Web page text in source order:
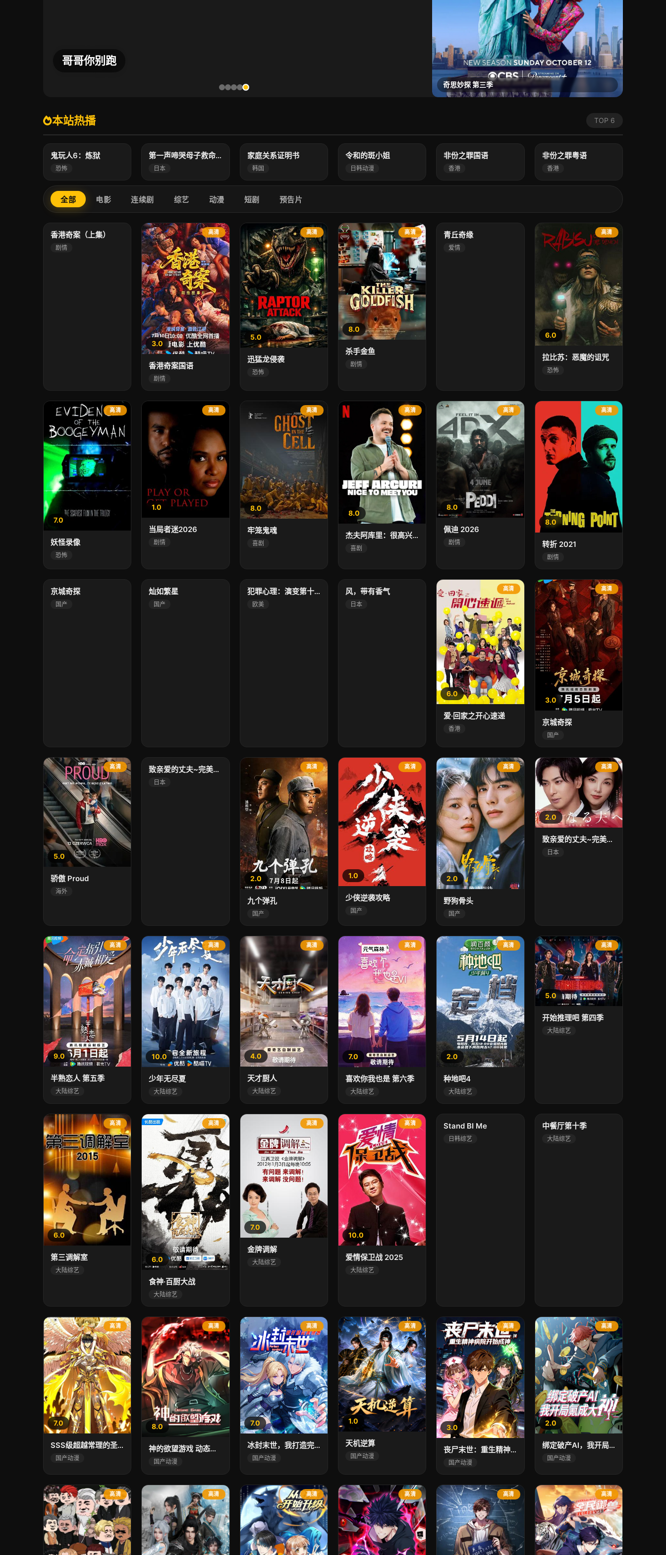
爱情怎么翻译？
奇思妙探 第三季
本站热播 TOP 6
5.0
鬼玩人6：炼狱
恐怖
高清
7.0
第一声啼哭母子救命急救班
日本
4.0
家庭关系证明书
韩国
3.0
令和的斑小姐
日韩动漫
7.0
非份之罪国语
香港
8.0
非份之罪粤语
香港
全部 电影 连续剧 综艺 动漫 短剧 预告片
8.0
香港奇案（上集）
剧情
高清
3.0
香港奇案国语
剧情
高清
5.0
迅猛龙侵袭
恐怖
高清
8.0
杀手金鱼
剧情
1.0
青丘奇缘
爱情
高清
6.0
拉比苏：恶魔的诅咒
恐怖
高清
7.0
妖怪录像
恐怖
高清
1.0
当局者迷2026
剧情
高清
8.0
牢笼鬼魂
喜剧
高清
8.0
杰夫阿库里：很高兴见到你
喜剧
高清
8.0
佩迪 2026
剧情
高清
8.0
转折 2021
剧情
京城奇探
国产
灿如繁星
国产
高清犯罪心理：演变第十九季
欧美
风，带有香气
日本
高清
6.0
爱·回家之开心速递
香港
高清
3.0
京城奇探
国产
高清
5.0
骄傲 Proud
海外
高清致亲爱的丈夫~完美妻子的谎言~
日本
高清
2.0
九个弹孔
国产
高清
1.0
少侠逆袭攻略
国产
高清
2.0
野狗骨头
国产
高清
2.0
致亲爱的丈夫~完美妻子的谎言~
日本
高清
9.0
半熟恋人 第五季
大陆综艺
高清
10.0
少年无尽夏
大陆综艺
高清
4.0
天才厨人
大陆综艺
高清
7.0
喜欢你我也是 第六季
大陆综艺
高清
2.0
种地吧4
大陆综艺
高清
5.0
开始推理吧 第四季
大陆综艺
高清
6.0
第三调解室
大陆综艺
高清
6.0
食神·百厨大战
大陆综艺
高清
7.0
金牌调解
大陆综艺
高清
10.0
爱情保卫战 2025
大陆综艺
Stand BI Me
日韩综艺
中餐厅第十季
大陆综艺
高清
7.0
SSS级超越常理的圣骑士 动态漫画
国产动漫
高清
8.0
神的欲望游戏 动态漫画
国产动漫
高清
7.0
冰封末世，我打造完美领地 动态漫画动态漫
国产动漫
高清
1.0
天机逆算
国产动漫
高清
3.0
丧尸末世：重生精神病院开始成神
国产动漫
高清
2.0
绑定破产AI，我开局氪成大神
国产动漫
高清 高清 高清 高清 高清 高清